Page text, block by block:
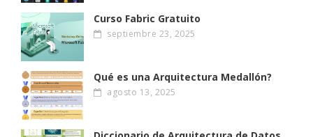
Curso Fabric Gratuito
septiembre 23, 2025
Qué es una Arquitectura Medallón?
agosto 13, 2025